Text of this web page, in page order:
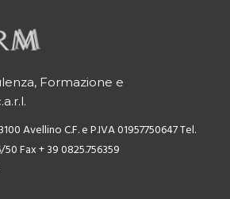
Formazione e
AvellinoC.F. e P.IVA 01957750647Tel.
50Fax + 39 0825.756359